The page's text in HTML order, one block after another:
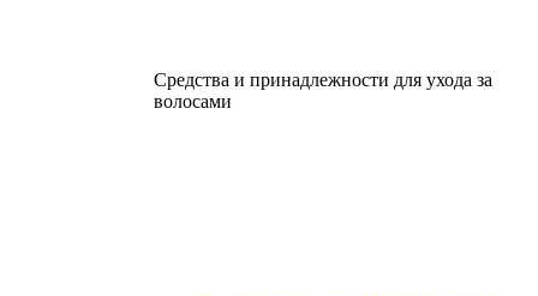
Средства и принадлежности для ухода за
волосами